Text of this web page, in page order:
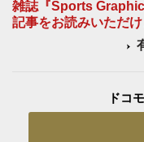
雑誌『Sports
記事をお読みいただ
ドコ